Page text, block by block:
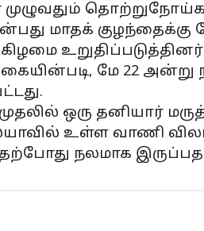
முழுவதும்
மாதக் குழந்தைக்கு
மே 22
ஒரு தனியார்
உள்ள வாணி
நலமாக